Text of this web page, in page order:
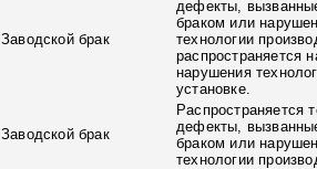
Заводской брак
дефекты,
браком или
технологии
распространяется
нарушения
установке.
Заводской брак
Распространяется
дефекты,
браком или
технологии